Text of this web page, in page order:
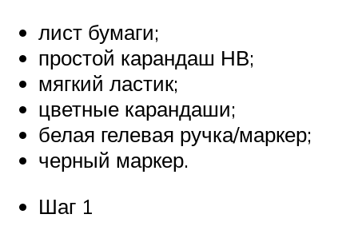
лист бумаги;
простой карандаш НВ;
мягкий ластик;
цветные карандаши;
белая гелевая ручка/маркер;
черный маркер.
Шаг 1